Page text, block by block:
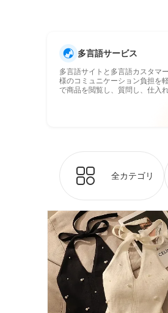
多言語サービス
多言語サイトと多言語カスタマ
様のコミュニケーション負担を
で商品を閲覧し、質問し、仕入
全カテゴリ